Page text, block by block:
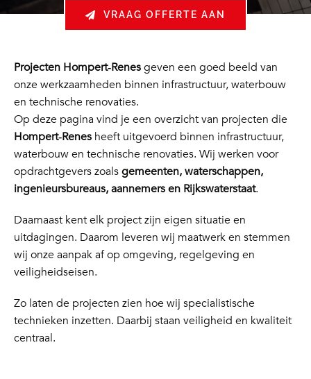
VRAAG OFFERTE AAN
Projecten Hompert‑Renesgeven een goed beeld van
onze werkzaamheden binnen infrastructuur, waterbouw
en technische renovaties.
Op deze pagina vind je een overzicht van projecten die
Hompert‑Renesheeft uitgevoerd binnen infrastructuur,
waterbouw en technische renovaties. Wij werken voor
opdrachtgevers zoalsgemeenten, waterschappen,
ingenieursbureaus, aannemers en Rijkswaterstaat.
Daarnaast kent elk project zijn eigen situatie en
uitdagingen. Daarom leveren wij maatwerk en stemmen
wij onze aanpak af op omgeving, regelgeving en
veiligheidseisen.
Zo laten de projecten zien hoe wij specialistische
technieken inzetten. Daarbij staan veiligheid en kwaliteit
centraal.